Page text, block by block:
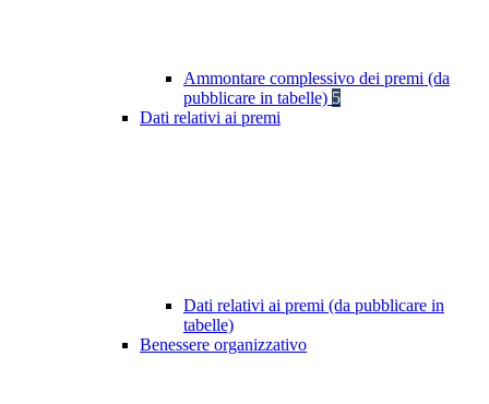
Ammontare complessivo dei premi (da
pubblicare in tabelle) 5
Dati relativi ai premi
Dati relativi ai premi (da pubblicare in
tabelle)
Benessere organizzativo